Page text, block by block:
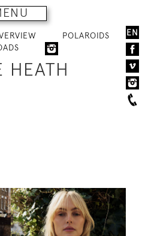
EN
POLAROIDS
HEATH